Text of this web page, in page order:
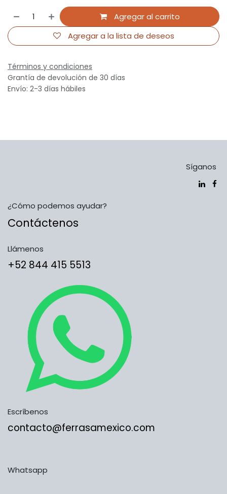
Agregar al carrito
Agregar a la lista de deseos
Términos y condiciones
Grantía de devolución de 30 días
Envío: 2-3 días hábiles
Síganos
¿Cómo podemos ayudar?
Contáctenos
Llámenos
​​​​​​​​​​​​+5​2​ ​8​4​4​ ​4​1​5​ 5​5​1​3​​​​​​​​​​​​​​
Escríbenos
contacto@ferrasamexico.com
Whatsapp